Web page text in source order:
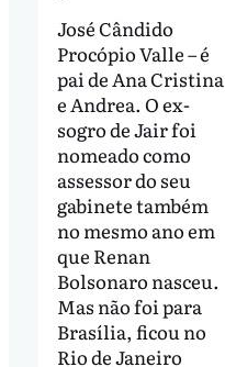
José Cândido
Procópio Valle – é
pai de Ana Cristina
e Andrea. O ex-
sogro de Jair foi
nomeado como
assessor do seu
gabinete também
no mesmo ano em
que Renan
Bolsonaro nasceu.
Mas não foi para
Brasília, ficou no
Rio de Janeiro